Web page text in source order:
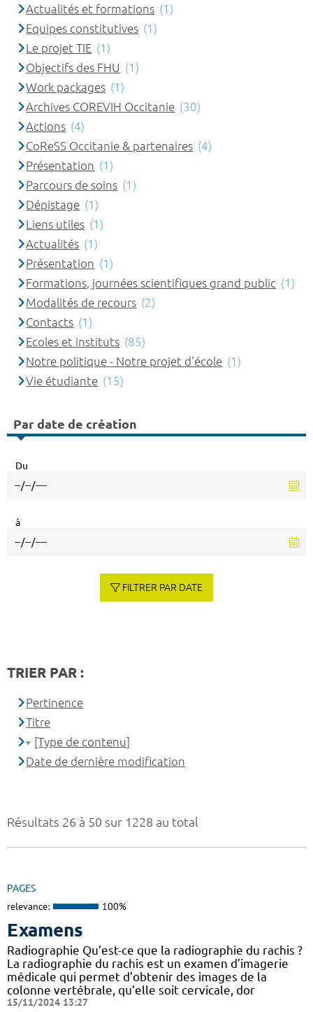
Résultats 26 à 50 sur 1228 au total
PAGES
relevance: 100%
Examens
Radiographie Qu’est-ce que la radiographie du rachis ?
La radiographie du rachis est un examen d’imagerie
médicale qui permet d’obtenir des images de la
colonne vertébrale, qu’elle soit cervicale, dor
15/11/2024 13:27
Actualités et formations (1)
Equipes constitutives (1)
Le projet TIE (1)
Objectifs des FHU (1)
Work packages (1)
Archives COREVIH Occitanie (30)
Actions (4)
CoReSS Occitanie & partenaires (4)
Présentation (1)
Parcours de soins (1)
Dépistage (1)
Liens utiles (1)
Actualités (1)
Présentation (1)
Formations, journées scientifiques grand public (1)
Modalités de recours (2)
Contacts (1)
Ecoles et instituts (85)
Notre politique - Notre projet d'école (1)
Vie étudiante (15)
Par date de création
Du
à
FILTRER PAR DATE
TRIER PAR :
Pertinence
Titre
[Type de contenu]
Date de dernière modification